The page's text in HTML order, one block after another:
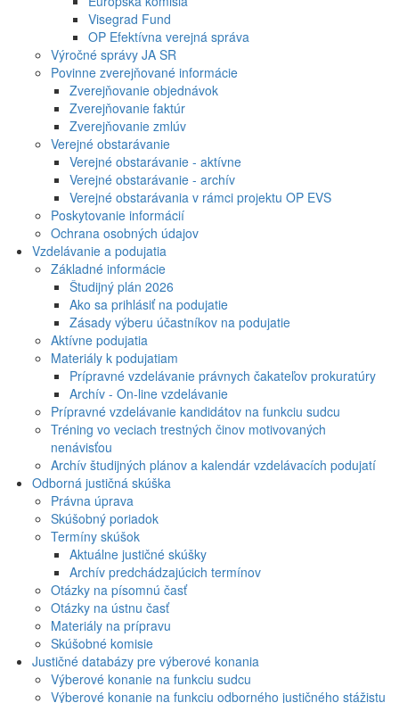
Visegrad Fund
OP Efektívna verejná správa
Výročné správy JA SR
Povinne zverejňované informácie
Zverejňovanie objednávok
Zverejňovanie faktúr
Zverejňovanie zmlúv
Verejné obstarávanie
Verejné obstarávanie - aktívne
Verejné obstarávanie - archív
Verejné obstarávania v rámci projektu OP EVS
Poskytovanie informácií
Ochrana osobných údajov
Vzdelávanie a podujatia
Základné informácie
Študijný plán 2026
Ako sa prihlásiť na podujatie
Zásady výberu účastníkov na podujatie
Aktívne podujatia
Materiály k podujatiam
Prípravné vzdelávanie právnych čakateľov prokuratúry
Archív - On-line vzdelávanie
Prípravné vzdelávanie kandidátov na funkciu sudcu
Tréning vo veciach trestných činov motivovaných
nenávisťou
Archív študijných plánov a kalendár vzdelávacích podujatí
Odborná justičná skúška
Právna úprava
Skúšobný poriadok
Termíny skúšok
Aktuálne justičné skúšky
Archív predchádzajúcich termínov
Otázky na písomnú časť
Otázky na ústnu časť
Materiály na prípravu
Skúšobné komisie
Justičné databázy pre výberové konania
Výberové konanie na funkciu sudcu
Výberové konanie na funkciu odborného justičného stážistu